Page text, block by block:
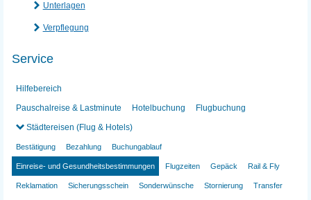
Unterlagen
Verpflegung
Service
Hilfebereich
Pauschalreise & Lastminute
Hotelbuchung
Flugbuchung
Städtereisen (Flug & Hotels)
Bestätigung Bezahlung Buchungablauf
Einreise- und Gesundheitsbestimmungen Flugzeiten Gepäck Rail & Fly
Reklamation Sicherungsschein Sonderwünsche Stornierung Transfer